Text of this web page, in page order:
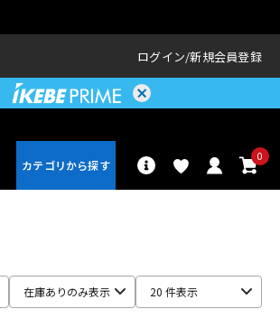
ログイン 新規会員登録
0
在庫ありのみ表示 20 件表示